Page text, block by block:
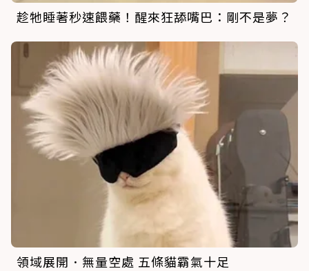
趁牠睡著秒速餵藥！醒來狂舔嘴巴：剛不是夢？
領域展開．無量空處 五條貓霸氣十足